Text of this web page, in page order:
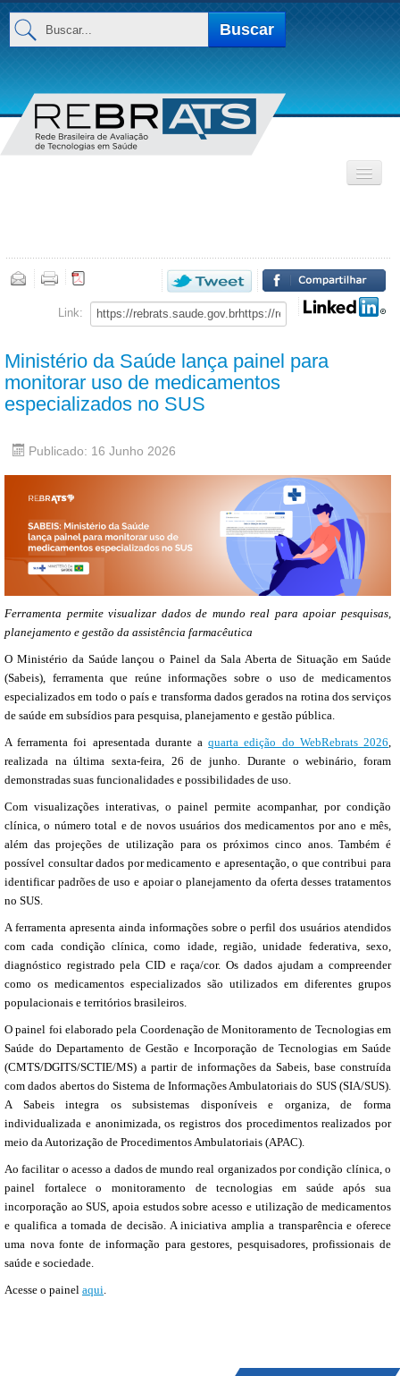
Buscar...
Buscar
Base de Dados
MEMBROS
Link:
Ministério da Saúde lança painel para
monitorar uso de medicamentos
especializados no SUS
Publicado: 16 Junho 2026
Ferramenta permite visualizar dados de mundo real para apoiar pesquisas,
planejamento e gestão da assistência farmacêutica
O Ministério da Saúde lançou o Painel da Sala Aberta de Situação em Saúde
(Sabeis), ferramenta que reúne informações sobre o uso de medicamentos
especializados em todo o país e transforma dados gerados na rotina dos serviços
de saúde em subsídios para pesquisa, planejamento e gestão pública.
A ferramenta foi apresentada durante aquarta edição do WebRebrats 2026,
realizada na última sexta-feira, 26 de junho. Durante o webinário, foram
demonstradas suas funcionalidades e possibilidades de uso.
Com visualizações interativas, o painel permite acompanhar, por condição
clínica, o número total e de novos usuários dos medicamentos por ano e mês,
além das projeções de utilização para os próximos cinco anos. Também é
possível consultar dados por medicamento e apresentação, o que contribui para
identificar padrões de uso e apoiar o planejamento da oferta desses tratamentos
no SUS.
A ferramenta apresenta ainda informações sobre o perfil dos usuários atendidos
com cada condição clínica, como idade, região, unidade federativa, sexo,
diagnóstico registrado pela CID e raça/cor. Os dados ajudam a compreender
como os medicamentos especializados são utilizados em diferentes grupos
populacionais e territórios brasileiros.
O painel foi elaborado pela Coordenação de Monitoramento de Tecnologias em
Saúde do Departamento de Gestão e Incorporação de Tecnologias em Saúde
(CMTS/DGITS/SCTIE/MS) a partir de informações da Sabeis, base construída
com dados abertos do Sistema de Informações Ambulatoriais do SUS (SIA/SUS).
A Sabeis integra os subsistemas disponíveis e organiza, de forma
individualizada e anonimizada, os registros dos procedimentos realizados por
meio da Autorização de Procedimentos Ambulatoriais (APAC).
Ao facilitar o acesso a dados de mundo real organizados por condição clínica, o
painel fortalece o monitoramento de tecnologias em saúde após sua
incorporação ao SUS, apoia estudos sobre acesso e utilização de medicamentos
e qualifica a tomada de decisão. A iniciativa amplia a transparência e oferece
uma nova fonte de informação para gestores, pesquisadores, profissionais de
saúde e sociedade.
Acesse o painel aqui.